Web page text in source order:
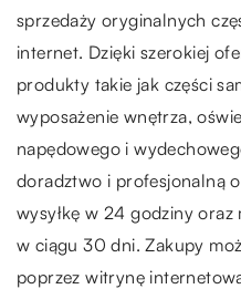
sprzedaży oryginalnych
internet. Dzięki szerokiej
produkty takie jak części
wyposażenie wnętrza,
napędowego i
doradztwo i profesjonalną
wysyłkę w 24 godziny
w ciągu 30 dni. Zakupy
poprzez witrynę